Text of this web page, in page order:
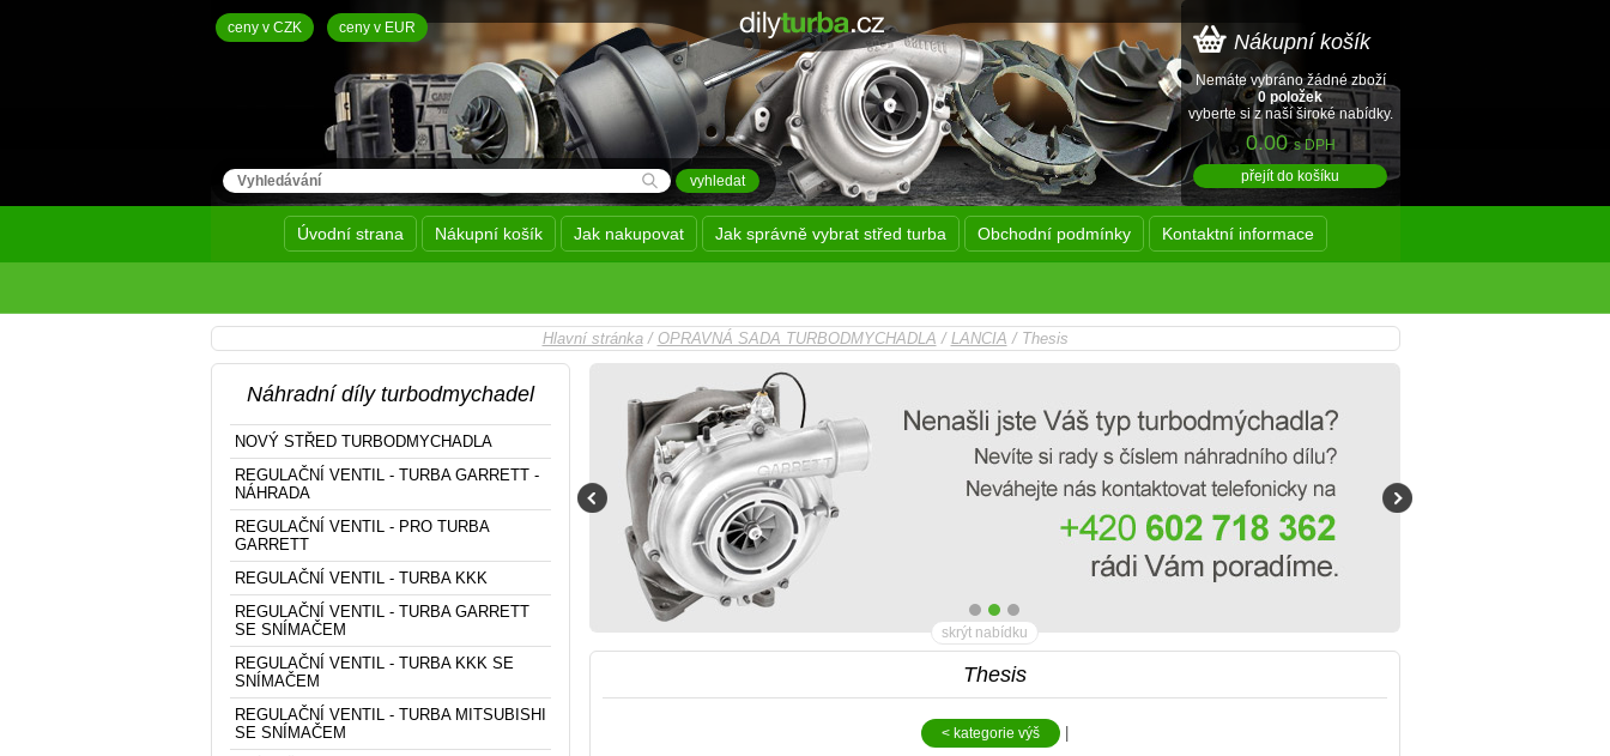
ceny v CZK ceny v EUR
Nákupní košík
Nemáte vybráno žádné zboží
0 položek
vyberte si z naší široké nabídky.
0.00s DPH
přejít do košíku
Úvodní strana Nákupní košík Jak nakupovat Jak správně vybrat střed turba Obchodní podmínky Kontaktní informace
Hlavní stránka/ OPRAVNÁ SADA TURBODMYCHADLA / LANCIA / Thesis
skrýt nabídku
Thesis
< kategorie výš |
Pasuje do turbodmychadla (O.E):
46767677, 71783321, 71723489, 55191598, 710812-0001, 710812-0002
Náhradní díly turbodmychadel
NOVÝ STŘED TURBODMYCHADLA
REGULAČNÍ VENTIL - TURBA GARRETT -
NÁHRADA
REGULAČNÍ VENTIL - PRO TURBA
GARRETT
REGULAČNÍ VENTIL - TURBA KKK
REGULAČNÍ VENTIL - TURBA GARRETT
SE SNÍMAČEM
REGULAČNÍ VENTIL - TURBA KKK SE
SNÍMAČEM
REGULAČNÍ VENTIL - TURBA MITSUBISHI
SE SNÍMAČEM